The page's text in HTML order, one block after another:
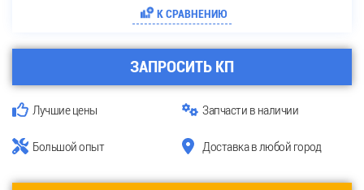
К СРАВНЕНИЮ
ЗАПРОСИТЬ КП
Лучшие цены Запчасти в наличии
Большой опыт Доставка в любой город